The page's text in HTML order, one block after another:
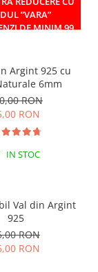
”VARA”
DE MINIM 99
IN STOC
Argint 925 cu
6mm
RON
RON
IN STOC
Val din Argint
925
RON
RON